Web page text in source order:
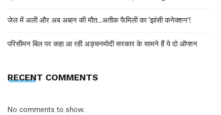
जेल में अली और अब अबान की मौत…अतीक फैमिली का ‘झांसी कनेक्शन’!
परिसीमन बिल पर कहा आ रही अड़चनमोदी सरकार के सामने हैं ये दो ऑप्शन
RECENT COMMENTS
No comments to show.